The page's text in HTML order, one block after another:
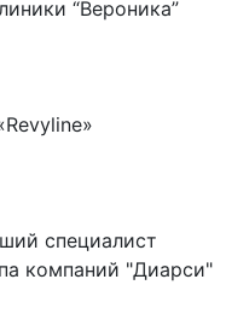
“Вероника”
специалист
компаний "Диарси"